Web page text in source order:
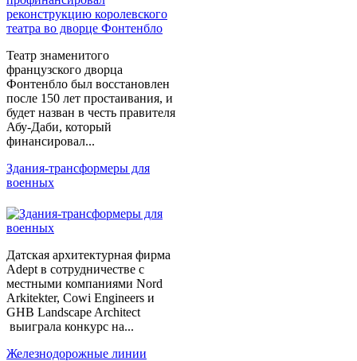
Театр знаменитого
французского дворца
Фонтенбло был восстановлен
после 150 лет простаивания, и
будет назван в честь правителя
Абу-Даби, который
финансировал...
Здания-трансформеры для
военных
Датская архитектурная фирма
Adept в сотрудничестве с
местными компаниями Nord
Arkitekter, Cowi Engineers и
GHB Landscape Architect
выиграла конкурс на...
Железнодорожные линии